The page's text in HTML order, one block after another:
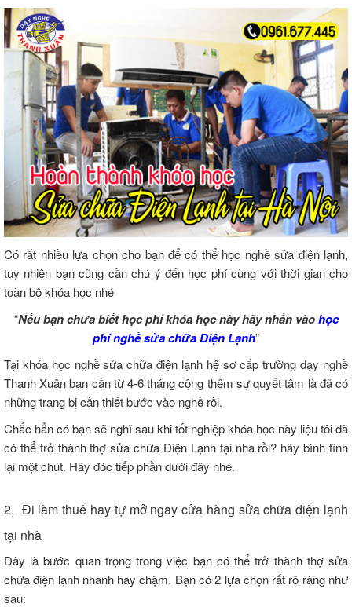
Có rất nhiều lựa chọn cho bạn để có thể học nghề sửa điện lạnh,
tuy nhiên bạn cũng cần chú ý đến học phí cùng với thời gian cho
toàn bộ khóa học nhé
“Nếu bạn chưa biết học phí khóa học này hãy nhấn vàohọc
phí nghề sửa chữa Điện Lạnh”
Tại khóa học nghề sửa chữa điện lạnh hệ sơ cấp trường dạy nghề
Thanh Xuân bạn cần từ 4-6 tháng cộng thêm sự quyết tâm là đã có
những trang bị cần thiết bước vào nghề rồi.
Chắc hẳn có bạn sẽ nghĩ sau khi tốt nghiệp khóa học này liệu tôi đã
có thể trở thành thợ sửa chữa Điện Lạnh tại nhà rồi? hãy bình tĩnh
lại một chút. Hãy đóc tiếp phần dưới đây nhé.
2, Đi làm thuê hay tự mở ngay cửa hàng sửa chữa điện lạnh
tại nhà
Đây là bước quan trọng trong việc bạn có thể trở thành thợ sửa
chữa điện lạnh nhanh hay chậm. Bạn có 2 lựa chọn rất rõ ràng như
sau: